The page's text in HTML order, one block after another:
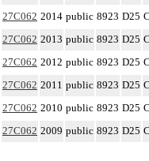
27C062 2014 public 8923 D25
27C062 2013 public 8923 D25
27C062 2012 public 8923 D25
27C062 2011 public 8923 D25
27C062 2010 public 8923 D25
27C062 2009 public 8923 D25